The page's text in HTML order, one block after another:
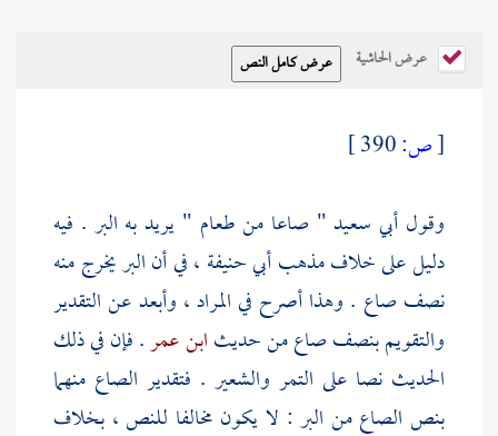
عرض الحاشية
[ص:
وقول أبي سعيد" صاعا من طعام " يريد به البر . فيه
دليل على خلاف مذهبأبي حنيفة ، في أن البر يخرج منه
نصف صاع . وهذا أصرح في المراد ، وأبعد عن التقدير
والتقويم بنصف صاع من حديثابن عمر. فإن في ذلك
الحديث نصا على التمر والشعير . فتقدير الصاع منهما
بنص الصاع من البر : لا يكون مخالفا للنص ، بخلاف